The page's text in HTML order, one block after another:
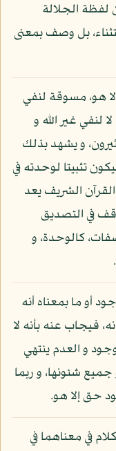
الجلالة
بل وصف بمعنى
هو، مسوقة لنفي
لنفي غير الله و
و يشهد بذلك
تثبيتا لوحدته في
القرآن الشريف يعد
في التصديق
كالوحدة، و
أو ما بمعناه أنه
فيجاب عنه بأنه لا
و العدم ينتهي
شئونها، و ربما
حق إلا هو.
في معناهما في